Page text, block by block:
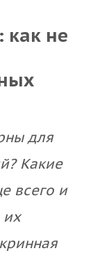
как не
для
Какие
всего и
их